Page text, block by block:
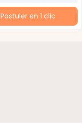
Postuler en 1 clic